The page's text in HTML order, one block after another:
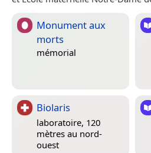
Monument aux
morts
mémorial
Biolaris
laboratoire, 120
mètres au nord-
ouest